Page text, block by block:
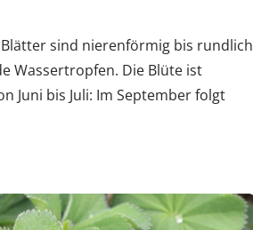
sind nierenförmig bis rundlich
Wassertropfen. Die Blüte ist
Juni bis Juli: Im September folgt